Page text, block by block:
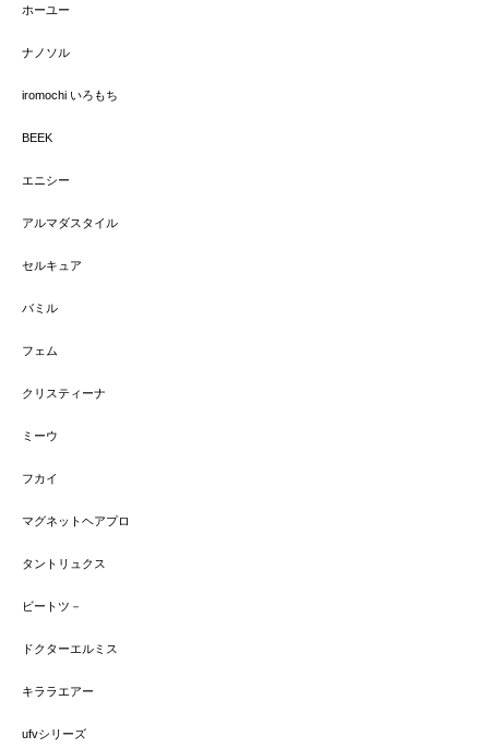
ホーユー
ナノソル
iromochi いろもち
BEEK
エニシー
アルマダスタイル
セルキュア
バミル
フェム
クリスティーナ
ミーウ
フカイ
マグネットヘアプロ
タントリュクス
ビートツ－
ドクターエルミス
キララエアー
ufvシリーズ